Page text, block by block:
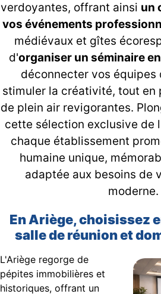
verdoyantes, offrant ainsi un
vos événements
médiévaux et gîtes
d'organiser un séminaire
déconnecter vos équipes
stimuler la créativité, tout
de plein air revigorantes.
cette sélection exclusive de
chaque établissement
humaine unique,
adaptée aux besoins de
moderne.
En Ariège, choisissez
salle de réunion et
L'Ariège regorge de
pépites immobilières et
historiques, offrant un